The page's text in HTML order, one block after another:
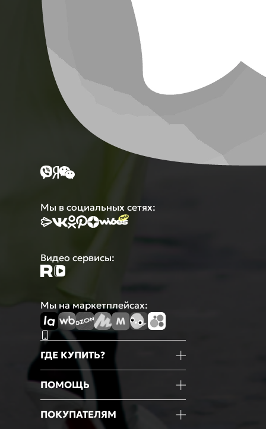
Мы в социальных сетях:
Видео сервисы:
Мы на маркетплейсах:
ГДЕ КУПИТЬ?
Маркетплейсы
ПОМОЩЬ
Информация о товаре
Оформление покупки
ПОКУПАТЕЛЯМ